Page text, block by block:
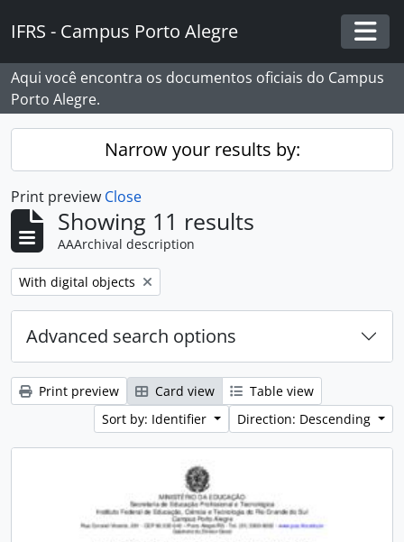
IFRS - Campus Porto Alegre
Aqui você encontra os documentos oficiais do Campus
Porto Alegre.
Narrow your results by:
Print preview Close
Showing 11 results
AAArchival description
Remove filter:
With digital objects
Advanced search options
Print preview Card view
Table view
Sort by: Identifier
Direction: Descending